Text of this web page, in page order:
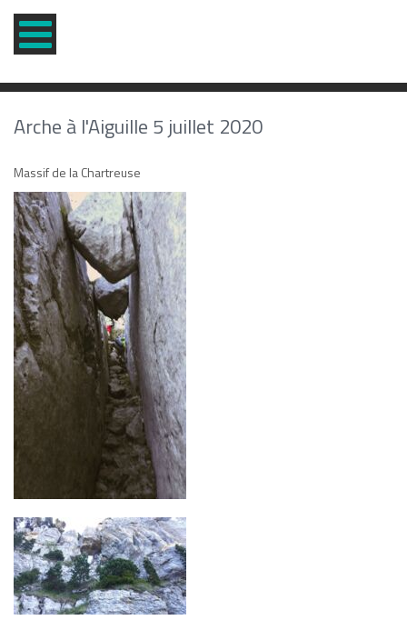
Arche à l'Aiguille 5 juillet 2020
Massif de la Chartreuse